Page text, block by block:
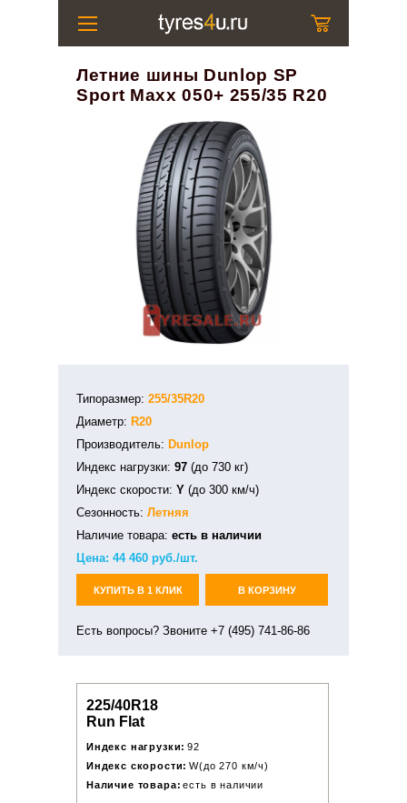
Летние шины Dunlop SP
Sport Maxx 050+ 255/35 R20
Типоразмер: 255/35R20
Диаметр: R20
Производитель: Dunlop
Индекс нагрузки: 97 (до 730 кг)
Индекс скорости: Y (до 300 км/ч)
Сезонность: Летняя
Наличие товара: есть в наличии
Цена: 44 460 руб./шт.
КУПИТЬ В 1 КЛИК В КОРЗИНУ
Есть вопросы? Звоните +7 (495) 741-86-86
225/40R18
Run Flat
Индекс нагрузки: 92
Индекс скорости: W(до 270 км/ч)
Наличие товара: есть в наличии